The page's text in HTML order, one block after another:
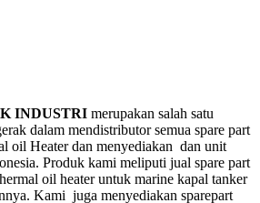
INDUSTRI merupakan salah satu
dalam mendistributor semua spare part
oil Heater dan menyediakan dan unit
Produk kami meliputi jual spare part
oil heater untuk marine kapal tanker
Kami juga menyediakan sparepart